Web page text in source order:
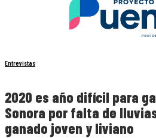
Entrevistas
2020 es año difícil para
Sonora por falta de
ganado joven y liviano